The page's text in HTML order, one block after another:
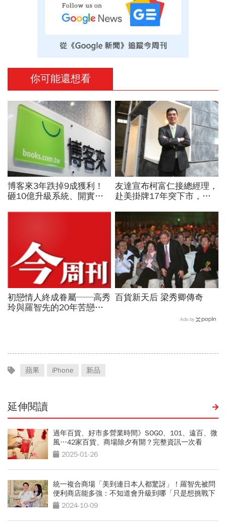
你可能還想看
博客來3年跌掉9成獲利！
砸10億升級系統、開實體
友達宣布柯富仁接總經理，
赴美掛牌17年突下市，連
初戀情人終成眷屬──高秀
玲與羅智先的20年苦戀
百貨新天后 梁秀卿傳奇
Ads by
蘋果 iPhone 新品
延伸閱讀
過年百貨、好市多營業時間》SOGO、101、遠百、微
風…42家百貨、商場除夕有開？完整資訊一次看
2025-01-26
統一複合商場「美到連日本人都驚訝」！羅智先被問
便利商店能多強：不知道會升級到哪「只是想挑戰下
去」2024-10-09